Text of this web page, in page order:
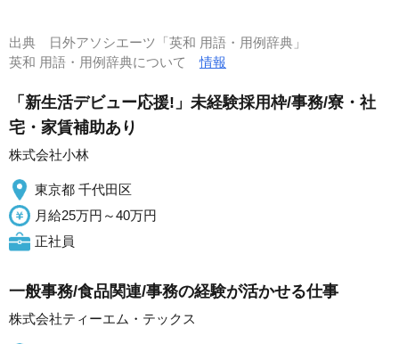
出典
日外アソシエーツ「英和 用語・用例辞典」
英和 用語・用例辞典について情報
「新生活デビュー応援!」未経験採用枠/事務/寮・社
宅・家賃補助あり
株式会社小林
東京都 千代田区
月給25万円～40万円
正社員
一般事務/食品関連/事務の経験が活かせる仕事
株式会社ティーエム・テックス